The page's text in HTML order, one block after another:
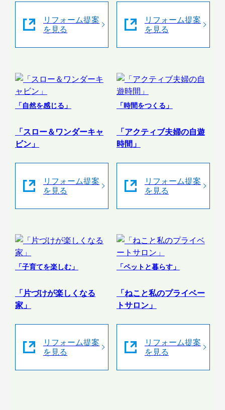
リフォーム提案
を見る
リフォーム提案
を見る
「自然を感じる」
「スロー＆ワンダーキャ
ビン」
リフォーム提案
を見る
「時間をつくる」
「アクティブ夫婦の自遊
時間」
リフォーム提案
を見る
「子育てを楽しむ」
「片づけが楽しくなる
家」
リフォーム提案
を見る
「ペットと暮らす」
「ねこと私のプライベー
トサロン」
リフォーム提案
を見る